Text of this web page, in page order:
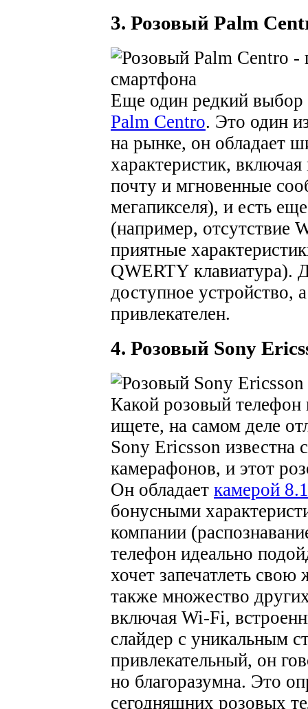
3. Розовый Palm
Еще один редкий
Palm Centro. Это один
на рынке, он обладает
характеристик,
почту и мгновенные
мегапикселя), и есть
(например, отсутствие
приятные
QWERTY клавиатура).
доступное устройство,
привлекателен.
4. Розовый Sony
Какой розовый телефон
ищете, на самом деле
Sony Ericsson известна
камерафонов, и этот
Он обладает камерой
бонусными
компании
телефон идеально
хочет запечатлеть
также множество
включая Wi-Fi,
слайдер с уникальным
привлекательный, он
но благоразумна. Это
сегодняшних розовых